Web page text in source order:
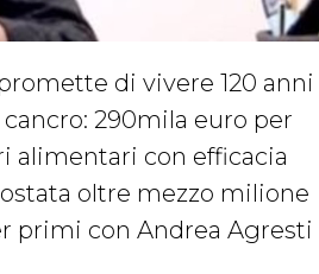
di vivere 120 anni
290mila euro per
alimentari con efficacia
oltre mezzo milione
primi con Andrea Agresti